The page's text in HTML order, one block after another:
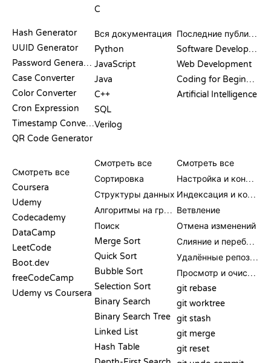
C
Hash Generator
UUID Generator
Password Generator
Case Converter
Color Converter
Cron Expression
Timestamp Converter
QR Code Generator
Вся документация
Python
JavaScript
Java
C++
SQL
Verilog
Последние публикации
Software Development
Web Development
Coding for Beginners
Artificial Intelligence
Смотреть все
Coursera
Udemy
Codecademy
DataCamp
LeetCode
Boot.dev
freeCodeCamp
Udemy vs Coursera
Смотреть все
Сортировка
Структуры данных
Алгоритмы на графах
Поиск
Merge Sort
Quick Sort
Bubble Sort
Selection Sort
Binary Search
Binary Search Tree
Linked List
Hash Table
Смотреть все
Настройка и конфигурация
Индексация и коммит
Ветвление
Отмена изменений
Слияние и перебазирование
Удалённые репозитории
Просмотр и очистка
git rebase
git worktree
git stash
git merge
git reset